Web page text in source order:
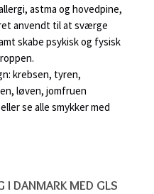
astma og hovedpine,
anvendt til at sværge
skabe psykisk og fysisk
krebsen, tyren,
løven, jomfruen
se alle smykker med
I DANMARK MED GLS